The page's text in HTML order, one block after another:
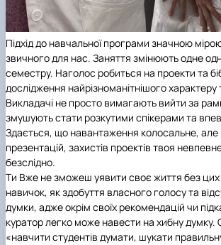
Підхід до навчальної програми значною
звичного для нас. Заняття змінюють одне
семестру. Наголос робиться на проекти та
дослідження найрізноманітнішого
Викладачі не просто вимагають вийти за
змушують стати розкутими спікерами та
Здається, що навантаження колосальне, але
презентацій, захистів проектів твоя
безслідно.
Ти Вже не зможеш уявити своє життя без
навичок, як здобуття власного голосу та
думки, адже окрім своїх рекомендацій чи
куратор легко може навести на хибну
«навчити студентів думати, шукати